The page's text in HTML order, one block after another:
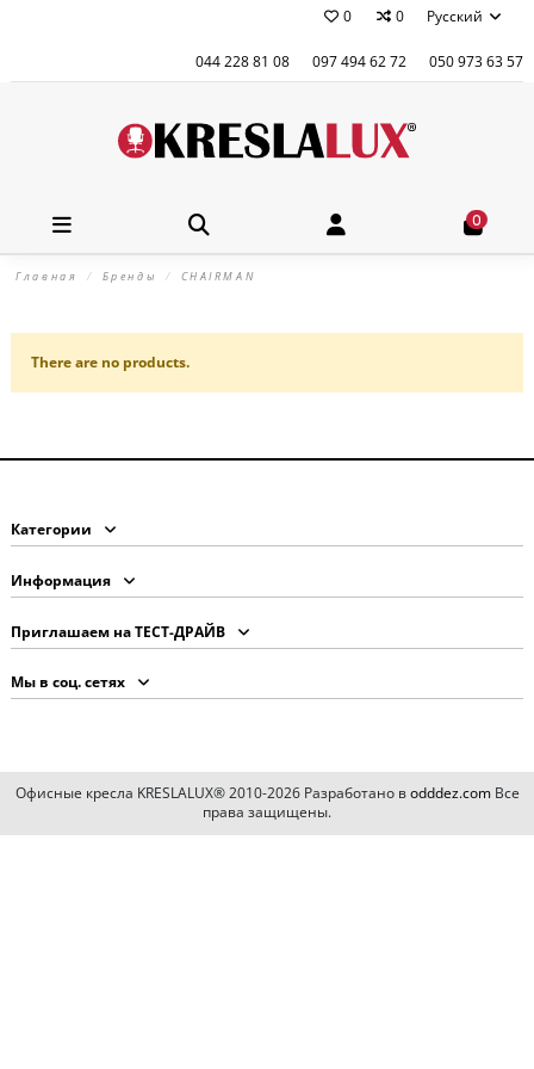
0 0 Русский
044 228 81 08 097 494 62 72 050 973 63 57
0
Главная Бренды CHAIRMAN
There are no products.
Категории
Информация
Приглашаем на ТЕСТ-ДРАЙВ
Мы в соц. сетях
Офисные кресла KRESLALUX® 2010-2026 Разработано вodddez.comВсе
права защищены.